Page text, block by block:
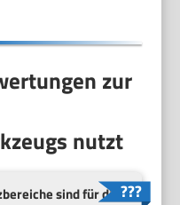
zur
nutzt
sind für dich